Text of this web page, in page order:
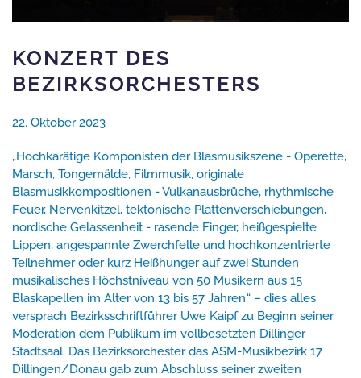
KONZERT DES
BEZIRKSORCHESTERS
22. Oktober 2023
„Hochkarätige Komponisten der Blasmusikszene - Operette,
Marsch, Tongemälde, Filmmusik, originale
Blasmusikkompositionen - Vulkanausbrüche, rhythmische
Feuer, Nervenkitzel, tektonische Plattenverschiebungen,
nordische Gelassenheit - rasende Finger, heißgespielte
Lippen, angespannte Zwerchfelle und hochkonzentrierte
Teilnehmer oder kurz Heißhunger auf zwei Stunden
musikalisches Höchstniveau von 50 Musikern aus 15
Blaskapellen im Alter von 13 bis 57 Jahren.“ – dies alles
versprach Bezirksschriftführer Uwe Kaipf zu Beginn seiner
Moderation dem Publikum im vollbesetzten Dillinger
Stadtsaal. Das Bezirksorchester das ASM-Musikbezirk 17
Dillingen/Donau gab zum Abschluss seiner zweiten